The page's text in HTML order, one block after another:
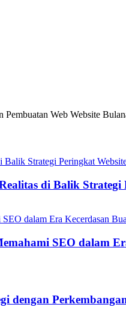
Web Website
di Balik Strategi
SEO dalam
dengan